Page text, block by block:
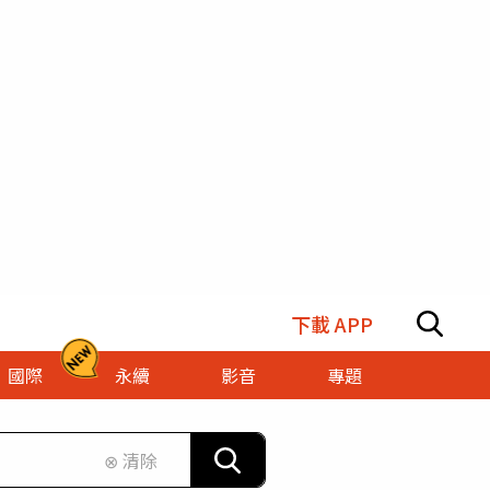
下載 APP
國際 永續 影音
專題
⊗ 清除